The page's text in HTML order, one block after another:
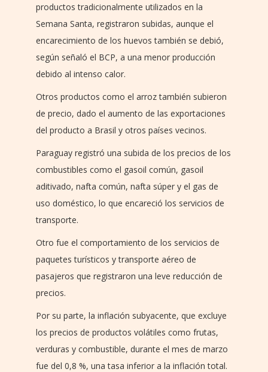
productos tradicionalmente utilizados en la
Semana Santa, registraron subidas, aunque el
encarecimiento de los huevos también se debió,
según señaló el BCP, a una menor producción
debido al intenso calor.
Otros productos como el arroz también subieron
de precio, dado el aumento de las exportaciones
del producto a Brasil y otros países vecinos.
Paraguay registró una subida de los precios de los
combustibles como el gasoil común, gasoil
aditivado, nafta común, nafta súper y el gas de
uso doméstico, lo que encareció los servicios de
transporte.
Otro fue el comportamiento de los servicios de
paquetes turísticos y transporte aéreo de
pasajeros que registraron una leve reducción de
precios.
Por su parte, la inflación subyacente, que excluye
los precios de productos volátiles como frutas,
verduras y combustible, durante el mes de marzo
fue del 0,8 %, una tasa inferior a la inflación total.